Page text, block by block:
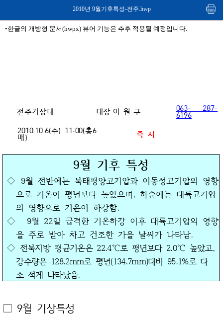
2010년 9월기후특성-전주.hwp
•한글의 개방형 문서(hwpx) 뷰어 기능은 추후 적용될 예정입니다.